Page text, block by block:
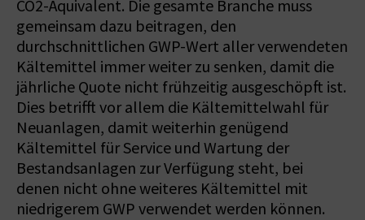
CO2-Äquivalent. Die gesamte Branche muss
gemeinsam dazu beitragen, den
durchschnittlichen GWP-Wert aller verwendeten
Kältemittel immer weiter zu senken, damit die
jährliche Quote nicht frühzeitig ausgeschöpft ist.
Dies betrifft vor allem die Kältemittelwahl für
Neuanlagen, damit weiterhin genügend
Kältemittel für Service und Wartung der
Bestandsanlagen zur Verfügung steht, bei
denen nicht ohne weiteres Kältemittel mit
niedrigerem GWP verwendet werden können.